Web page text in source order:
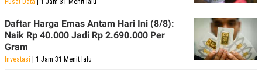
Pusat Data | 1 Jam 31 Menit lalu
Daftar Harga Emas Antam Hari Ini (8/8):
Naik Rp 40.000 Jadi Rp 2.690.000 Per
Gram
Investasi | 1 Jam 31 Menit lalu